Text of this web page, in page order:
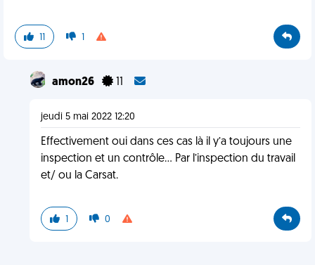
11 1
amon26 11
jeudi 5 mai 2022 12:20
Effectivement oui dans ces cas là il y’a toujours une
inspection et un contrôle… Par l’inspection du travail
et/ ou la Carsat.
1 0